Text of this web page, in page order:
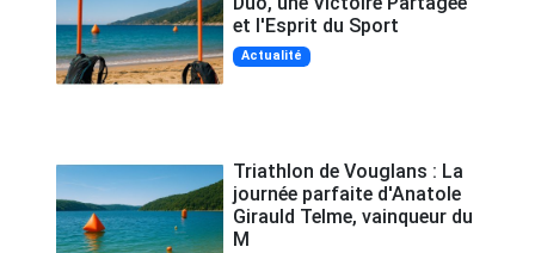
et l'Esprit du Sport
Actualité
Triathlon de Vouglans : La
journée parfaite d'Anatole
Girauld Telme, vainqueur du
M